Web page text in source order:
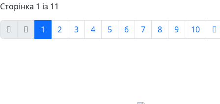
Сторінка 1 із 11
1 2 3 4 5 6 7 8 9 10